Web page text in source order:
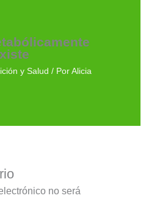
y Salud / Por Alicia
no será